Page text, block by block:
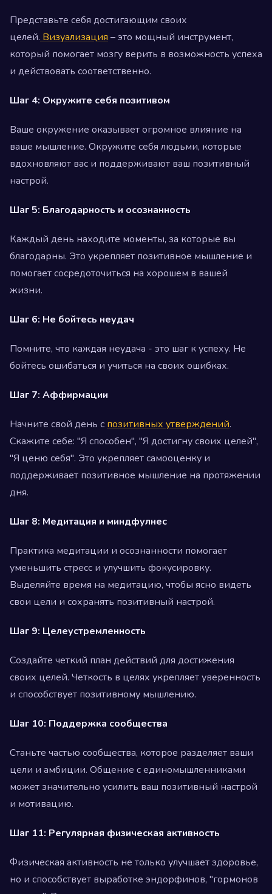
Представьте себя достигающим своих
целей. Визуализация – это мощный инструмент,
который помогает мозгу верить в возможность успеха
и действовать соответственно.
Шаг 4: Окружите себя позитивом
Ваше окружение оказывает огромное влияние на
ваше мышление. Окружите себя людьми, которые
вдохновляют вас и поддерживают ваш позитивный
настрой.
Шаг 5: Благодарность и осознанность
Каждый день находите моменты, за которые вы
благодарны. Это укрепляет позитивное мышление и
помогает сосредоточиться на хорошем в вашей
жизни.
Шаг 6: Не бойтесь неудач
Помните, что каждая неудача - это шаг к успеху. Не
бойтесь ошибаться и учиться на своих ошибках.
Шаг 7: Аффирмации
Начните свой день с позитивных утверждений.
Скажите себе: "Я способен", "Я достигну своих целей",
"Я ценю себя". Это укрепляет самооценку и
поддерживает позитивное мышление на протяжении
дня.
Шаг 8: Медитация и миндфулнес
Практика медитации и осознанности помогает
уменьшить стресс и улучшить фокусировку.
Выделяйте время на медитацию, чтобы ясно видеть
свои цели и сохранять позитивный настрой.
Шаг 9: Целеустремленность
Создайте четкий план действий для достижения
своих целей. Четкость в целях укрепляет уверенность
и способствует позитивному мышлению.
Шаг 10: Поддержка сообщества
Станьте частью сообщества, которое разделяет ваши
цели и амбиции. Общение с единомышленниками
может значительно усилить ваш позитивный настрой
и мотивацию.
Шаг 11: Регулярная физическая активность
Физическая активность не только улучшает здоровье,
но и способствует выработке эндорфинов, "гормонов